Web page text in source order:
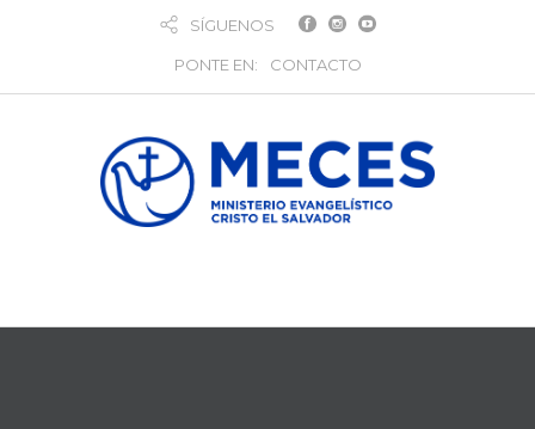
SÍGUENOS
PONTE EN: CONTACTO